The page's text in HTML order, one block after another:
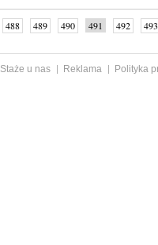
488 489 490 491 492
493
Staże u nas Reklama
Polityka